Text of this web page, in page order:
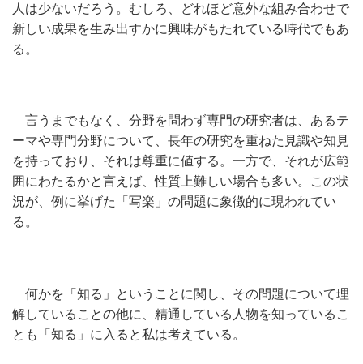
人は少ないだろう。むしろ、どれほど意外な組み合わせで
新しい成果を生み出すかに興味がもたれている時代でもあ
る。
言うまでもなく、分野を問わず専門の研究者は、あるテ
ーマや専門分野について、長年の研究を重ねた見識や知見
を持っており、それは尊重に値する。一方で、それが広範
囲にわたるかと言えば、性質上難しい場合も多い。この状
況が、例に挙げた「写楽」の問題に象徴的に現われてい
る。
何かを「知る」ということに関し、その問題について理
解していることの他に、精通している人物を知っているこ
とも「知る」に入ると私は考えている。